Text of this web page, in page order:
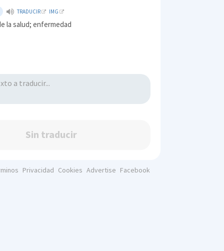
TRADUCIR IMG
la salud; enfermedad
Sin traducir
Privacidad Cookies Advertise Facebook